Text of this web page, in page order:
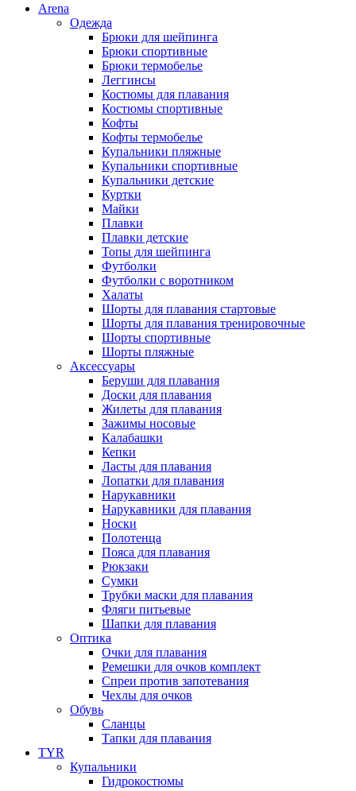
Arena
Одежда
Брюки для шейпинга
Брюки спортивные
Брюки термобелье
Леггинсы
Костюмы для плавания
Костюмы спортивные
Кофты
Кофты термобелье
Купальники пляжные
Купальники спортивные
Купальники детские
Куртки
Майки
Плавки
Плавки детские
Топы для шейпинга
Футболки
Футболки с воротником
Халаты
Шорты для плавания стартовые
Шорты для плавания тренировочные
Шорты спортивные
Шорты пляжные
Аксессуары
Беруши для плавания
Доски для плавания
Жилеты для плавания
Зажимы носовые
Калабашки
Кепки
Ласты для плавания
Лопатки для плавания
Нарукавники
Нарукавники для плавания
Носки
Полотенца
Пояса для плавания
Рюкзаки
Сумки
Трубки маски для плавания
Фляги питьевые
Шапки для плавания
Оптика
Очки для плавания
Ремешки для очков комплект
Спреи против запотевания
Чехлы для очков
Обувь
Сланцы
Тапки для плавания
TYR
Купальники
Гидрокостюмы